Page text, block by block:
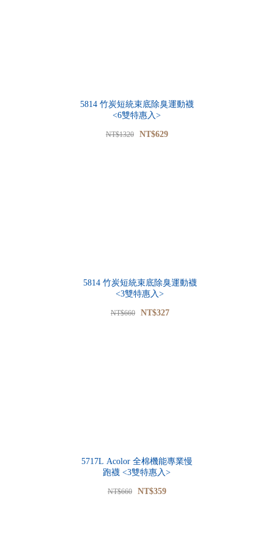
5814 竹炭短統束底除臭運動襪
<6雙特惠入>
NT$1320 NT$629
5814 竹炭短統束底除臭運動襪
<3雙特惠入>
NT$660 NT$327
5717L Acolor 全棉機能專業慢
跑襪 <3雙特惠入>
NT$660 NT$359